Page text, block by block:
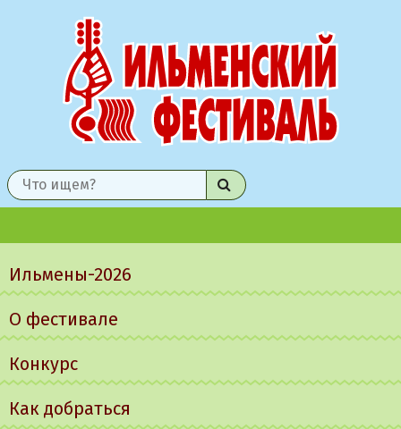
Найти
меню
Ильмены-2026
О фестивале
Конкурс
Как добраться